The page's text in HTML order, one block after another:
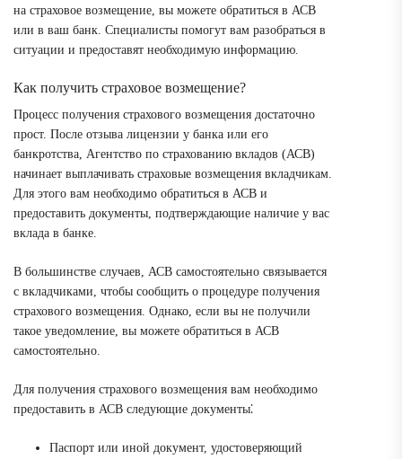
на страховое возмещение, вы можете обратиться в АСВ
или в ваш банк. Специалисты помогут вам разобраться в
ситуации и предоставят необходимую информацию.
Как получить страховое возмещение?
Процесс получения страхового возмещения достаточно
прост. После отзыва лицензии у банка или его
банкротства, Агентство по страхованию вкладов (АСВ)
начинает выплачивать страховые возмещения вкладчикам.
Для этого вам необходимо обратиться в АСВ и
предоставить документы, подтверждающие наличие у вас
вклада в банке.
В большинстве случаев, АСВ самостоятельно связывается
с вкладчиками, чтобы сообщить о процедуре получения
страхового возмещения. Однако, если вы не получили
такое уведомление, вы можете обратиться в АСВ
самостоятельно.
Для получения страхового возмещения вам необходимо
предоставить в АСВ следующие документы⁚
Паспорт или иной документ, удостоверяющий